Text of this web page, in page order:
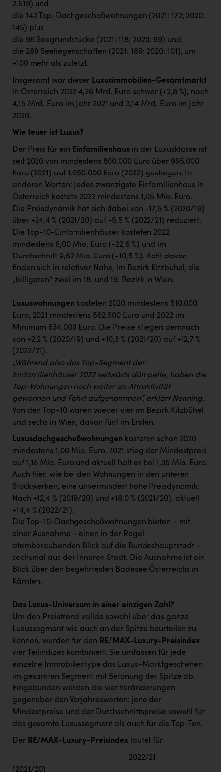
2.519) und
die 142 Top-Dachgeschoßwohnungen (2021: 172; 2020:
145) plus
die 96 Seegrundstücke (2021: 118; 2020: 69) und
die 289 Seeliegenschaften (2021: 189: 2020: 101), um
+100 mehr als zuletzt.
Insgesamt war dieser Luxusimmobilien-Gesamtmarkt
in Österreich 2022 4,26 Mrd. Euro schwer (+2,8 %), nach
4,15 Mrd. Euro im Jahr 2021 und 3,14 Mrd. Euro im Jahr
2020.
Wie teuer ist Luxus?
Der Preis für ein Einfamilienhaus in der Luxusklasse ist
seit 2020 von mindestens 800.000 Euro über 995.000
Euro (2021) auf 1.050.000 Euro (2022) gestiegen. In
anderen Worten: Jedes zwanzigste Einfamilienhaus in
Österreich kostete 2022 mindestens 1,05 Mio. Euro.
Die Preisdynamik hat sich dabei von +17,5 % (2020/19)
über +24,4 % (2021/20) auf +5,5 % (2022/21) reduziert.
Die Top-10-Einfamilienhäuser kosteten 2022
mindestens 6,00 Mio. Euro (-22,6 %) und im
Durchschnitt 9,62 Mio. Euro (-10,5 %). Acht davon
finden sich in relativer Nähe, im Bezirk Kitzbühel, die
„billigeren“ zwei im 18. und 19. Bezirk in Wien.
Luxuswohnungen kosteten 2020 mindestens 510.000
Euro, 2021 mindestens 562.500 Euro und 2022 im
Minimum 634.000 Euro. Die Preise stiegen demnach
von +2,2 % (2020/19) und +10,3 % (2021/20) auf +12,7 %
(2022/21).
„Während also das Top-Segment der
Einfamilienhäuser 2022 seitwärts dümpelte, haben die
Top-Wohnungen noch weiter an Attraktivität
gewonnen und Fahrt aufgenommen“, erklärt Nenning.
Von den Top-10 waren wieder vier im Bezirk Kitzbühel
und sechs in Wien, davon fünf im Ersten.
Luxusdachgeschoßwohnungen kosteten schon 2020
mindestens 1,00 Mio. Euro. 2021 stieg der Mindestpreis
auf 1,18 Mio. Euro und aktuell hält er bei 1,35 Mio. Euro.
Auch hier, wie bei den Wohnungen in den unteren
Stockwerken, eine unvermindert hohe Preisdynamik:
Nach +12,4 % (2019/20) und +18,0 % (2021/20), aktuell
+14,4 % (2022/21).
Die Top-10-Dachgeschoßwohnungen bieten − mit
einer Ausnahme − einen in der Regel
atemberaubenden Blick auf die Bundeshauptstadt –
sechsmal aus der Inneren Stadt. Die Ausnahme ist ein
Blick über den begehrtesten Badesee Österreichs in
Kärnten.
Das Luxus-Universum in einer einzigen Zahl?
Um den Preistrend valide sowohl über das ganze
Luxussegment wie auch an der Spitze beurteilen zu
können, wurden für den RE/MAX-Luxury-Preisindex
vier Teilindizes kombiniert. Sie umfassen für jede
einzelne Immobilientype das Luxus-Marktgeschehen
im gesamten Segment mit Betonung der Spitze ab.
Eingebunden werden die vier Veränderungen
gegenüber den Vorjahreswerten: jene der
Mindestpreise und der Durchschnittspreise sowohl für
das gesamte Luxussegment als auch für die Top-Ten.
Der RE/MAX-Luxury-Preisindex lautet für
2022/21
(2021/20)